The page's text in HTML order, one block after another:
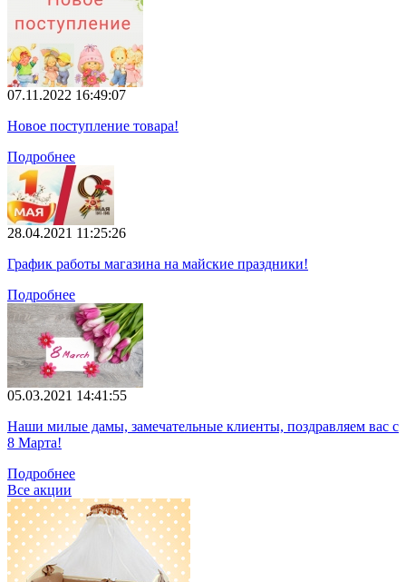
07.11.2022 16:49:07
Новое поступление товара!
Подробнее
28.04.2021 11:25:26
График работы магазина на майские праздники!
Подробнее
05.03.2021 14:41:55
Наши милые дамы, замечательные клиенты, поздравляем вас с
8 Марта!
Подробнее
Все акции